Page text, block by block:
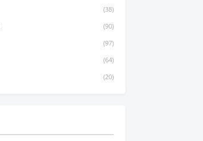
(38)
(90)
(97)
(64)
(20)